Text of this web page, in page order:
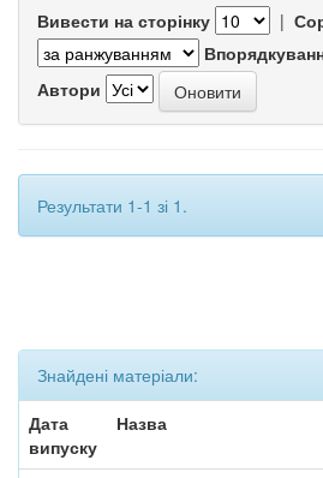
Вивести на сторінку |
Автори
Результати 1-1 зі 1.
Знайдені матеріали:
Дата
випуску
Назва